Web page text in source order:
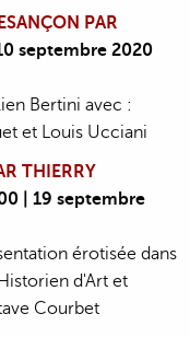
PAR
septembre 2020
Bertini avec :
et Louis Ucciani
THIERRY
| 19 septembre
érotisée dans
d'Art et
Courbet